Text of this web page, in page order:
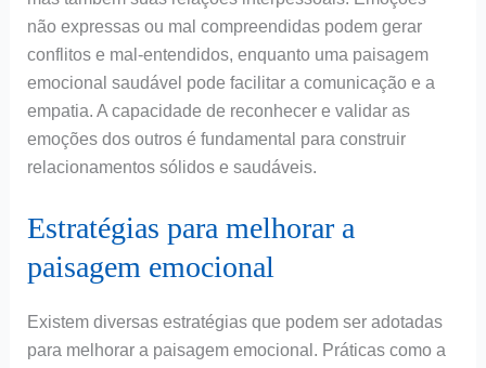
não expressas ou mal compreendidas podem gerar
conflitos e mal-entendidos, enquanto uma paisagem
emocional saudável pode facilitar a comunicação e a
empatia. A capacidade de reconhecer e validar as
emoções dos outros é fundamental para construir
relacionamentos sólidos e saudáveis.
Estratégias para melhorar a
paisagem emocional
Existem diversas estratégias que podem ser adotadas
para melhorar a paisagem emocional. Práticas como a